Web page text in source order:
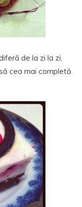
de la zi la zi,
cea mai completă